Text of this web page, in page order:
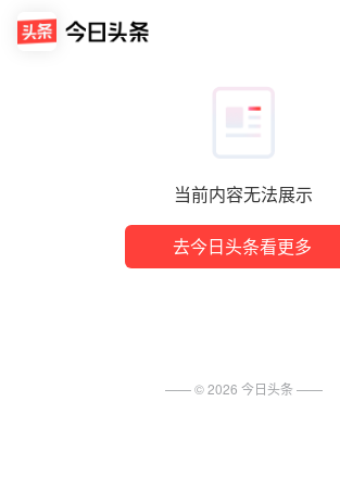
当前内容无法展示
去今日头条看更多
—— ©2026 今日头条 ——